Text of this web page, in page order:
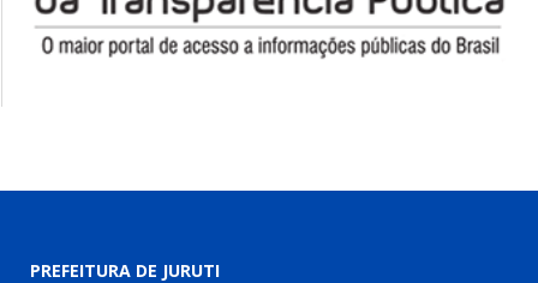
PREFEITURA DE JURUTI